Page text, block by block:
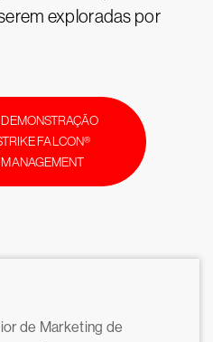
exploradas por
FALCON®
de Marketing de